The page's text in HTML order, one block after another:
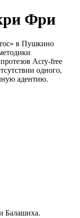
Фри
в Пушкино
Acry-free
одного,
адентию.
Балашиха.